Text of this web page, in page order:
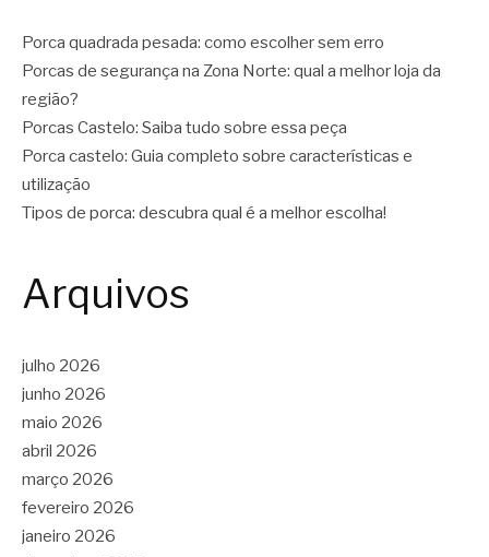
Porca quadrada pesada: como escolher sem erro
Porcas de segurança na Zona Norte: qual a melhor loja da
região?
Porcas Castelo: Saiba tudo sobre essa peça
Porca castelo: Guia completo sobre características e
utilização
Tipos de porca: descubra qual é a melhor escolha!
Arquivos
julho 2026
junho 2026
maio 2026
abril 2026
março 2026
fevereiro 2026
janeiro 2026